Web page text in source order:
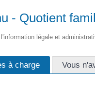
- Quotient
légale et
à charge Vous